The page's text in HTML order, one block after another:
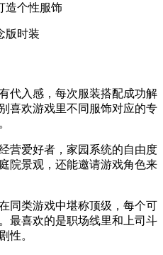
造个性服饰
版时装
代入感，每次服装搭配成功解
喜欢游戏里不同服饰对应的专
营爱好者，家园系统的自由度
院景观，还能邀请游戏角色来
同类游戏中堪称顶级，每个可
最喜欢的是职场线里和上司斗
性。